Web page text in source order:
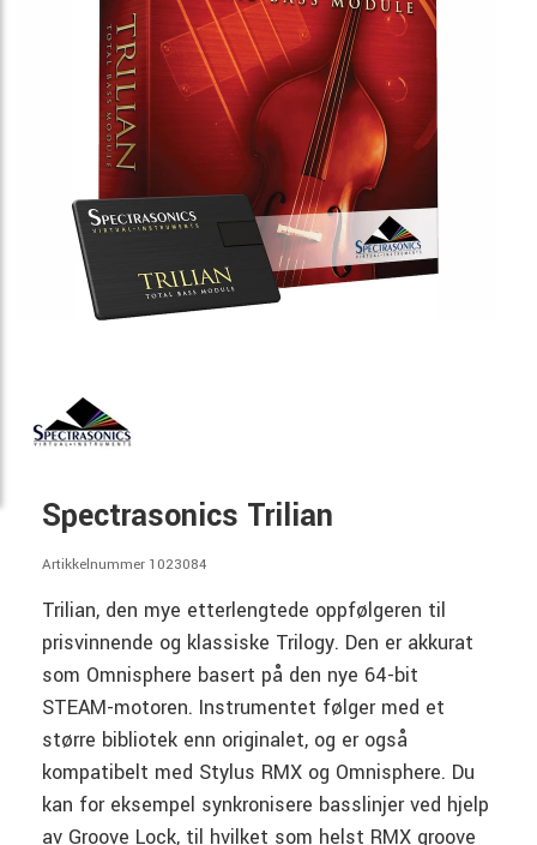
Spectrasonics Trilian
Artikkelnummer 1023084
Trilian, den mye etterlengtede oppfølgeren til
prisvinnende og klassiske Trilogy. Den er akkurat
som Omnisphere basert på den nye 64-bit
STEAM-motoren. Instrumentet følger med et
større bibliotek enn originalet, og er også
kompatibelt med Stylus RMX og Omnisphere. Du
kan for eksempel synkronisere basslinjer ved hjelp
av Groove Lock, til hvilket som helst RMX groove